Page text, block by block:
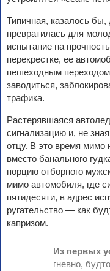
Типичная, казалось бы,
превратилась для
испытание на
перекрестке, ее
пешеходным
заводиться,
трафика.
Растерявшаяся
сигнализацию и, не
отцу. В это время мимо
вместо банального
порцию отборного
мимо автомобиля, где
пятидесяти, в адрес
ругательство — как
капризом.
Из первых
гневно,